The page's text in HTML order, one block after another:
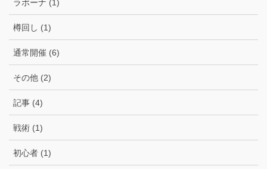
ラボーナ (1)
樽回し (1)
通常開催 (6)
その他 (2)
記事 (4)
戦術 (1)
初心者 (1)